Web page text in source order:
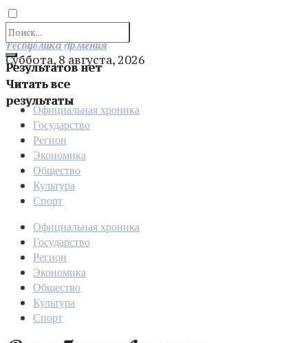
Результатов нет
Читать все
результаты
Отправить
Республика Армения
Суббота, 8 августа, 2026
Официальная хроника
Государство
Регион
Экономика
Общество
Культура
Спорт
Официальная хроника
Государство
Регион
Экономика
Общество
Культура
Спорт